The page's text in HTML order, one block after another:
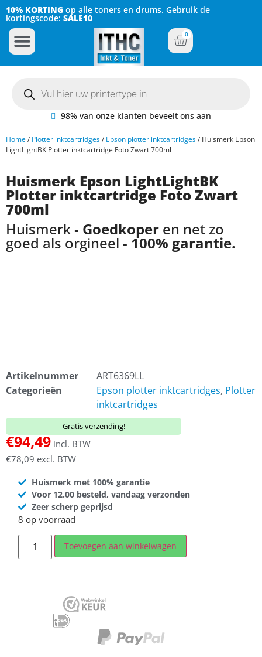
10% KORTING op alle toners en drums. Gebruik de
kortingscode: SALE10
0
98% van onze klanten beveelt ons aan
Home/ Plotter inktcartridges/ Epson plotter inktcartridges/ Huismerk Epson
LightLightBK Plotter inktcartridge Foto Zwart 700ml
Huismerk Epson LightLightBK
Plotter inktcartridge Foto Zwart
700ml
Huismerk - Goedkoper en net zo
goed als orgineel - 100% garantie.
Artikelnummer
ART6369LL
Categorieën
Epson plotter inktcartridges, Plotter
inktcartridges
Gratis verzending!
€94,49 incl. BTW
€78,09 excl. BTW
Huismerk met 100% garantie
Voor 12.00 besteld, vandaag verzonden
Zeer scherp geprijsd
8 op voorraad
Toevoegen aan winkelwagen